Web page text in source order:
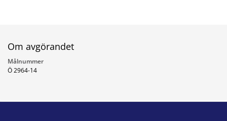
Om avgörandet
Målnummer
Ö 2964-14